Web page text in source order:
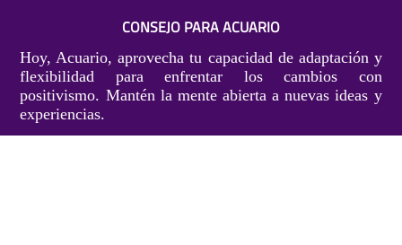
CONSEJO PARA ACUARIO
Hoy, Acuario, aprovecha tu capacidad de adaptación y
flexibilidad para enfrentar los cambios con
positivismo. Mantén la mente abierta a nuevas ideas y
experiencias.